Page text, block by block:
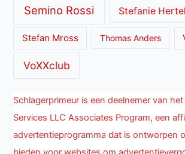
Semino Rossi Stefanie Hertel
Stefan Mross Thomas Anders
VoXXclub
Schlagerprimeur is een deelnemer van
Services LLC Associates Program, een
advertentieprogramma dat is ontworpen